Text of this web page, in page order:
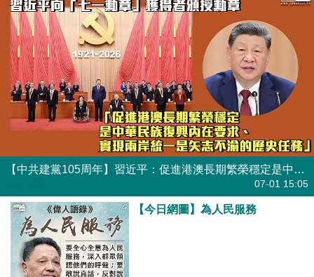
【中共建黨105周年】習近平：促進港澳長期繁榮穩定是中華民族復興內在要求、實現兩岸統一是矢志不渝的歷史任務
07-01 15:05
【今日網圖】為人民服務